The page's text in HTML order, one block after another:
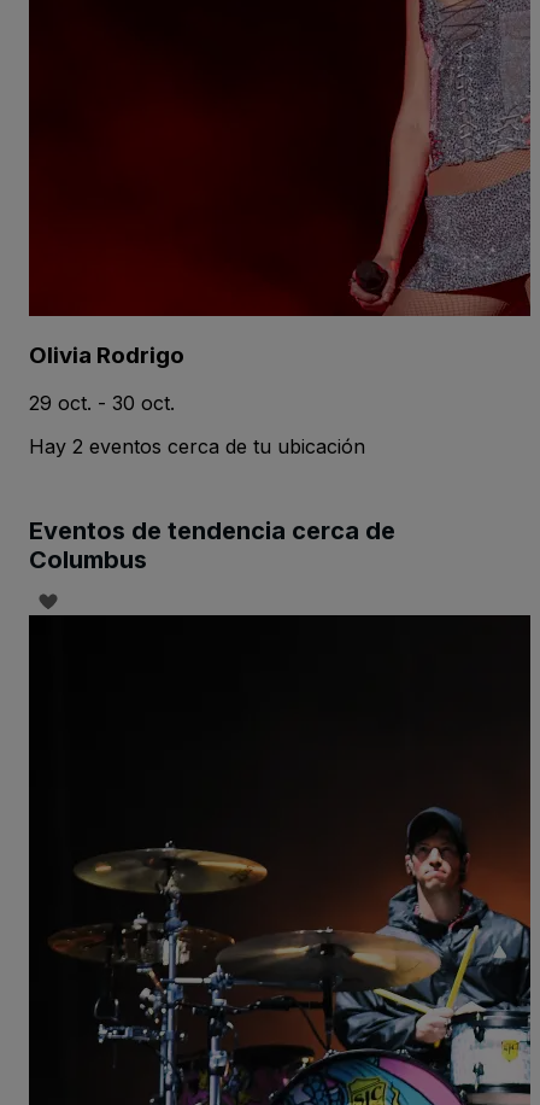
Olivia Rodrigo
29 oct. - 30 oct.
Hay 2 eventos cerca de tu ubicación
Eventos de tendencia cerca de
Columbus